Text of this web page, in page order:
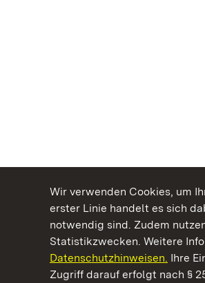
Wir verwenden Cookies, um
erster Linie handelt es sich
notwendig sind. Zudem
Statistikzwecken. Weitere
Datenschutzhinweisen. Ihre
Zugriff darauf erfolgt nach §
Kommen. Staunen.